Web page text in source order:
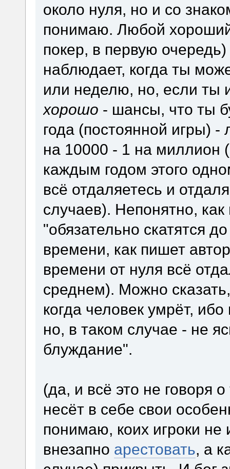
около нуля, но и со
понимаю. Любой
покер, в первую
наблюдает, когда ты
или неделю, но, если ты
хорошо - шансы, что ты
года (постоянной игры)
на 10000 - 1 на миллион
каждым годом этого
всё отдаляетесь и
случаев). Непонятно,
"обязательно скатятся
времени, как пишет
времени от нуля всё
среднем). Можно
когда человек умрёт,
но, в таком случае - не
блуждание".
(да, и всё это не говоря
несёт в себе свои
понимаю, коих игроки
внезапно арестовать, а